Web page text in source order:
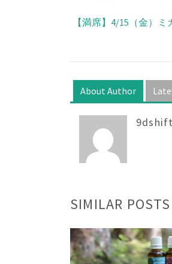
【満席】4/15（金）
About Author
9dshift
SIMILAR POSTS